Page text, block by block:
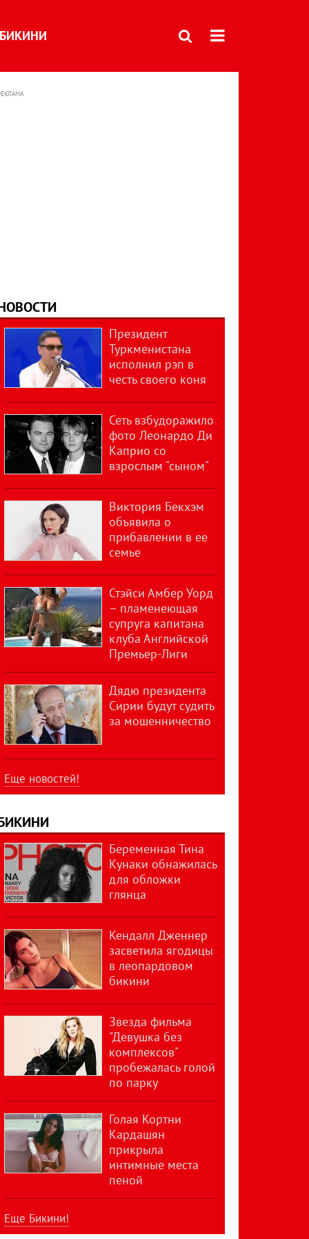
БИКИНИ
Президент
Туркменистана
исполнил рэп в
честь своего коня
Сеть взбудоражило
фото Леонардо Ди
Каприо со
взрослым "сыном"
Виктория Бекхэм
объявила о
прибавлении в ее
семье
Стэйси Амбер Уорд
– пламенеющая
супруга капитана
клуба Английской
Премьер-Лиги
Дядю президента
Сирии будут судить
за мошенничество
Еще новостей!
Беременная Тина
Кунаки обнажилась
для обложки
глянца
Кендалл Дженнер
засветила ягодицы
в леопардовом
бикини
Звезда фильма
"Девушка без
комплексов"
пробежалась голой
по парку
Голая Кортни
Кардашян
прикрыла
интимные места
пеной
Еще Бикини!